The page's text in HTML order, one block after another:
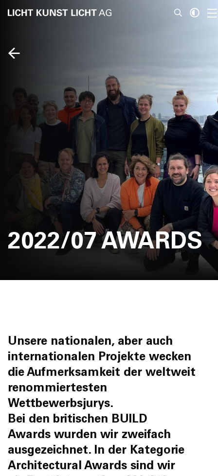
News
Über Uns
Projekte
Team
Awards
Bücher
Jobs
EN
2022/07 AWARDS
Unsere nationalen, aber auch
internationalen Projekte wecken
die Aufmerksamkeit der weltweit
renommiertesten
Wettbewerbsjurys.
Bei den britischen BUILD
Awards wurden wir zweifach
ausgezeichnet. In der Kategorie
Architectural Awards sind wir